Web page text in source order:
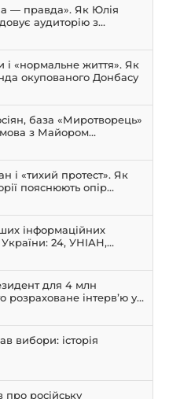
— правда». Як Юлія
аудиторію з
і «нормальне життя». Як
окупованого Донбасу
база «Миротворець»
з Майором
і «тихий протест». Як
пояснюють опір
інформаційних
24, УНІАН,
для 4 млн
розраховане інтерв’ю у
вибори: історія
російську